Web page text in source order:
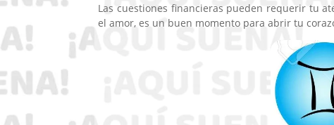
Las cuestiones financieras pueden requerir tu
el amor, es un buen momento para abrir tu